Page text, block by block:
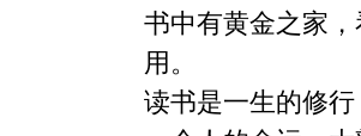
书中有黄金之家
用。
读书是一生的修